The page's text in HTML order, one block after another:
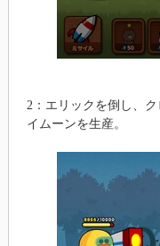
2：エリックを倒し、
イムーンを生産。